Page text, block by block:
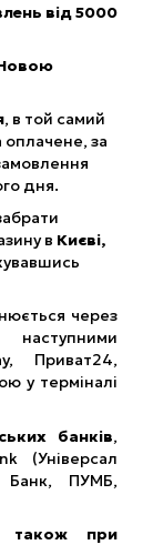
від 5000
, в той самий
за
дня.
в Києві,
через
наступними
Приват24,
у терміналі
банків,
(Універсал
Банк, ПУМБ,
також при